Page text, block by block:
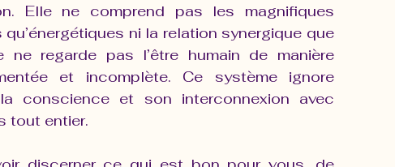
Elle ne comprend pas les magnifiques
ni la relation synergique que
regarde pas l’être humain de manière
et incomplète. Ce système ignore
conscience et son interconnexion avec
tout entier.